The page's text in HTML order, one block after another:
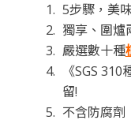
5步驟，美
獨享、圍爐
嚴選數十種
《SGS
留!
不含防腐劑